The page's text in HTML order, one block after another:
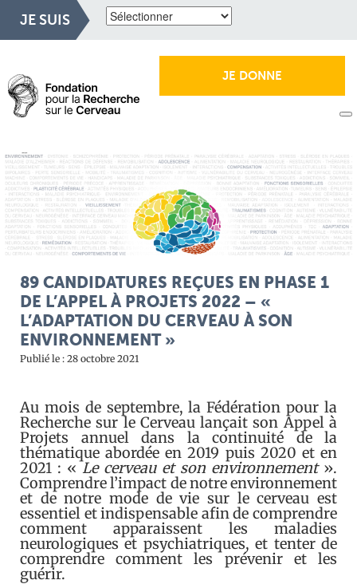
JE SUIS
JE DONNE
89 CANDIDATURES REÇUES EN PHASE 1
DE L’APPEL À PROJETS 2022 – «
L’ADAPTATION DU CERVEAU À SON
ENVIRONNEMENT »
Publié le : 28 octobre 2021
Au mois de septembre, la Fédération pour la
Recherche sur le Cerveau lançait son Appel à
Projets annuel dans la continuité de la
thématique abordée en 2019 puis 2020 et en
2021 : «Le cerveau et son environnement».
Comprendre l’impact de notre environnement
et de notre mode de vie sur le cerveau est
essentiel et indispensable afin de comprendre
comment apparaissent les maladies
neurologiques et psychiatriques, et tenter de
comprendre comment les prévenir et les
guérir.